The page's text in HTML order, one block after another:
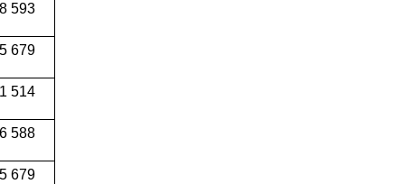
593
679
514
588
679